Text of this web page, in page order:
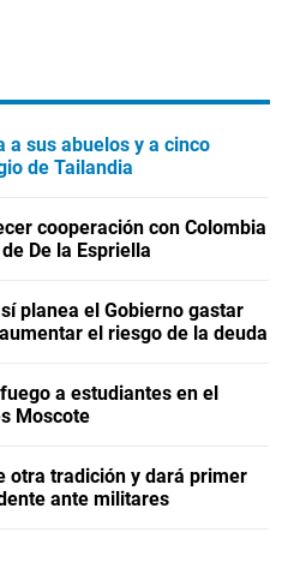
a sus abuelos y a cinco
de Tailandia
cooperación con Colombia
De la Espriella
planea el Gobierno gastar
el riesgo de la deuda
a estudiantes en el
Moscote
otra tradición y dará primer
ante militares